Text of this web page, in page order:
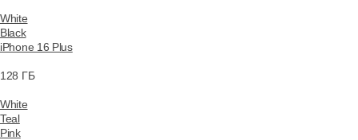
White
Black
iPhone 16 Plus
128 ГБ
White
Teal
Pink